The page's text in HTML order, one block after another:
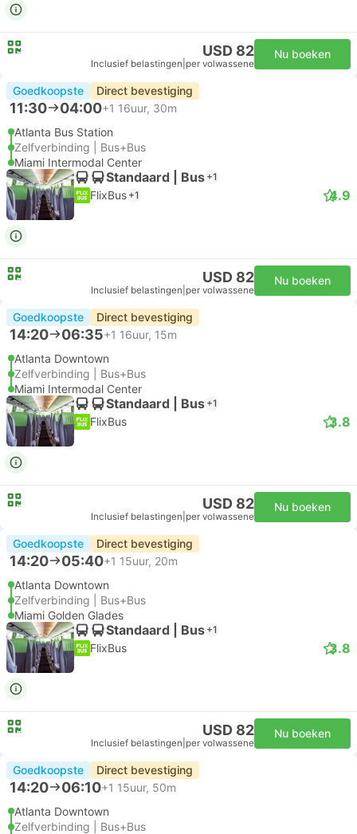
USD 82
Inclusief belastingen per volwassene
Nu boeken
Goedkoopste Direct bevestiging
11:30 04:00+1 16uur, 30m
Atlanta Bus Station
Zelfverbinding | Bus+Bus
Miami Intermodal Center
Standaard | Bus +1
FlixBus +1 4.9
USD 82
Inclusief belastingen per volwassene
Nu boeken
Goedkoopste Direct bevestiging
14:20 06:35+1 16uur, 15m
Atlanta Downtown
Zelfverbinding | Bus+Bus
Miami Intermodal Center
Standaard | Bus +1
FlixBus 3.8
USD 82
Inclusief belastingen per volwassene
Nu boeken
Goedkoopste Direct bevestiging
14:20 05:40+1 15uur, 20m
Atlanta Downtown
Zelfverbinding | Bus+Bus
Miami Golden Glades
Standaard | Bus +1
FlixBus 3.8
USD 82
Inclusief belastingen per volwassene
Nu boeken
Goedkoopste Direct bevestiging
14:20 06:10+1 15uur, 50m
Atlanta Downtown
Zelfverbinding | Bus+Bus